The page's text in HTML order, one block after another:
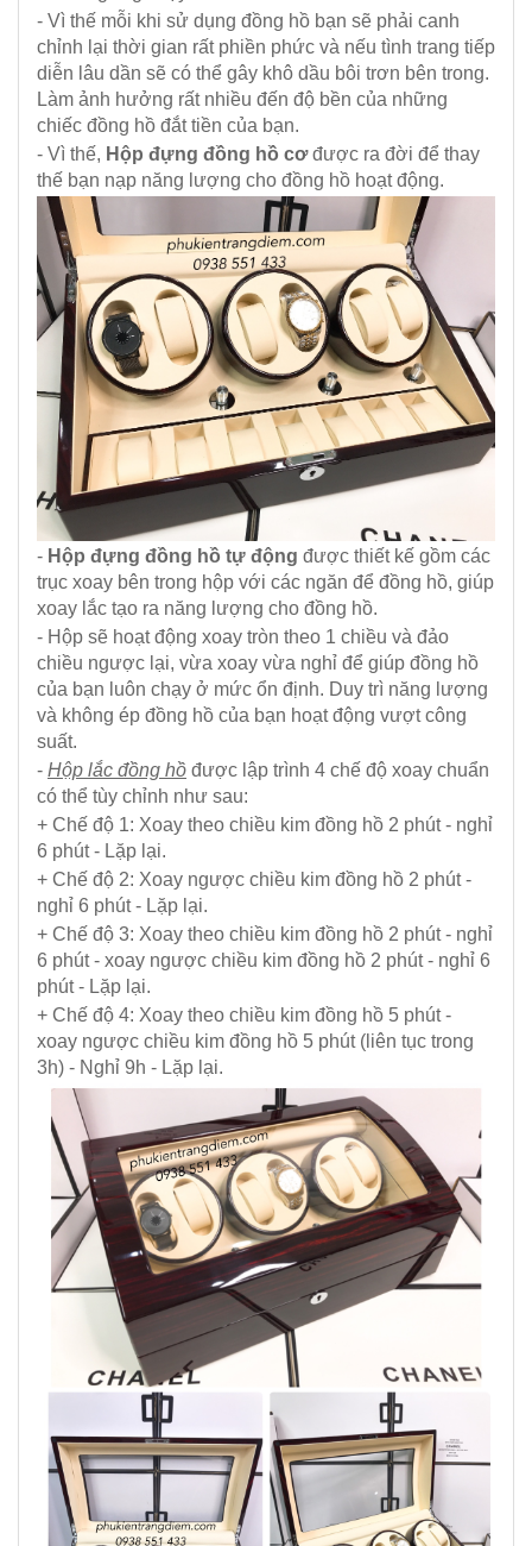
- Vì thế mỗi khi sử dụng đồng hồ bạn sẽ phải canh
chỉnh lại thời gian rất phiền phức và nếu tình trang tiếp
diễn lâu dần sẽ có thể gây khô dầu bôi trơn bên trong.
Làm ảnh hưởng rất nhiều đến độ bền của những
chiếc đồng hồ đắt tiền của bạn.
- Vì thế, Hộp đựng đồng hồ cơđược ra đời để thay
thế bạn nạp năng lượng cho đồng hồ hoạt động.
- Hộp đựng đồng hồ tự động được thiết kế gồm các
trục xoay bên trong hộp với các ngăn để đồng hồ, giúp
xoay lắc tạo ra năng lượng cho đồng hồ.
- Hộp sẽ hoạt động xoay tròn theo 1 chiều và đảo
chiều ngược lại, vừa xoay vừa nghỉ để giúp đồng hồ
của bạn luôn chạy ở mức ổn định. Duy trì năng lượng
và không ép đồng hồ của bạn hoạt động vượt công
suất.
- Hộp lắc đồng hồ được lập trình 4 chế độ xoay chuẩn
có thể tùy chỉnh như sau:
+ Chế độ 1: Xoay theo chiều kim đồng hồ 2 phút - nghỉ
6 phút - Lặp lại.
+ Chế độ 2: Xoay ngược chiều kim đồng hồ 2 phút -
nghỉ 6 phút - Lặp lại.
+ Chế độ 3: Xoay theo chiều kim đồng hồ 2 phút - nghỉ
6 phút - xoay ngược chiều kim đồng hồ 2 phút - nghỉ 6
phút - Lặp lại.
+ Chế độ 4: Xoay theo chiều kim đồng hồ 5 phút -
xoay ngược chiều kim đồng hồ 5 phút (liên tục trong
3h) - Nghỉ 9h - Lặp lại.